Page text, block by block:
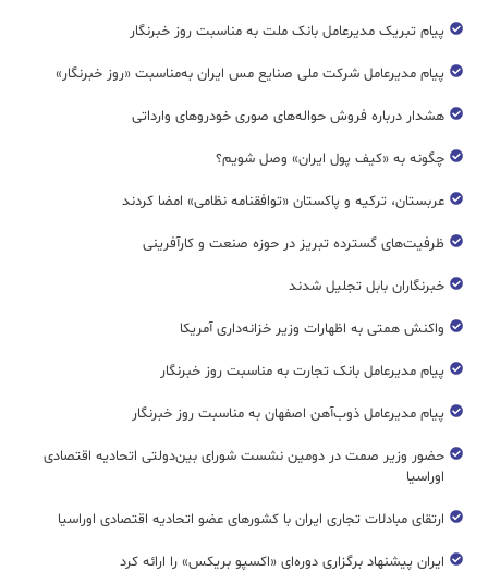
پیام تبریک مدیرعامل بانک ملت به مناسبت روز خبرنگار
پیام مدیرعامل شرکت ملی صنایع مس ایران به‌مناسبت «روز خبرنگار»
هشدار درباره فروش حواله‌های صوری خودروهای وارداتی
چگونه به «کیف پول ایران» وصل شویم؟
عربستان، ترکیه و پاکستان «توافقنامه نظامی» امضا کردند
ظرفیت‌های گسترده‌ تبریز در حوزه صنعت و کارآفرینی
خبرنگاران بابل تجلیل شدند
واکنش همتی به اظهارات وزیر خزانه‌داری آمریکا
پیام مدیرعامل بانک تجارت به مناسبت روز خبرنگار
پیام مدیرعامل ذوب‌آهن اصفهان به مناسبت روز خبرنگار
حضور وزیر صمت در دومین نشست شورای بین‌دولتی اتحادیه اقتصادی
اوراسیا
ارتقای مبادلات تجاری ایران با کشورهای عضو اتحادیه اقتصادی اوراسیا
ایران پیشنهاد برگزاری دوره‌ای «اکسپو بریکس» را ارائه کرد